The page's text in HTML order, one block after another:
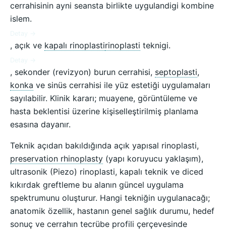
cerrahisinin ayni seansta birlikte uygulandigi kombine
islem.
, açık ve kapalı rinoplastirinoplasti teknigi.
, sekonder (revizyon) burun cerrahisi, septoplasti,
konka ve sinüs cerrahisi ile yüz estetiği uygulamaları
sayılabilir. Klinik kararı; muayene, görüntüleme ve
hasta beklentisi üzerine kişiselleştirilmiş planlama
esasına dayanır.
Teknik açıdan bakıldığında açık yapısal rinoplasti,
preservation rhinoplasty (yapı koruyucu yaklaşım),
ultrasonik (Piezo) rinoplasti, kapalı teknik ve diced
kıkırdak greftleme bu alanın güncel uygulama
spektrumunu oluşturur. Hangi tekniğin uygulanacağı;
anatomik özellik, hastanın genel sağlık durumu, hedef
sonuç ve cerrahın tecrübe profili çerçevesinde